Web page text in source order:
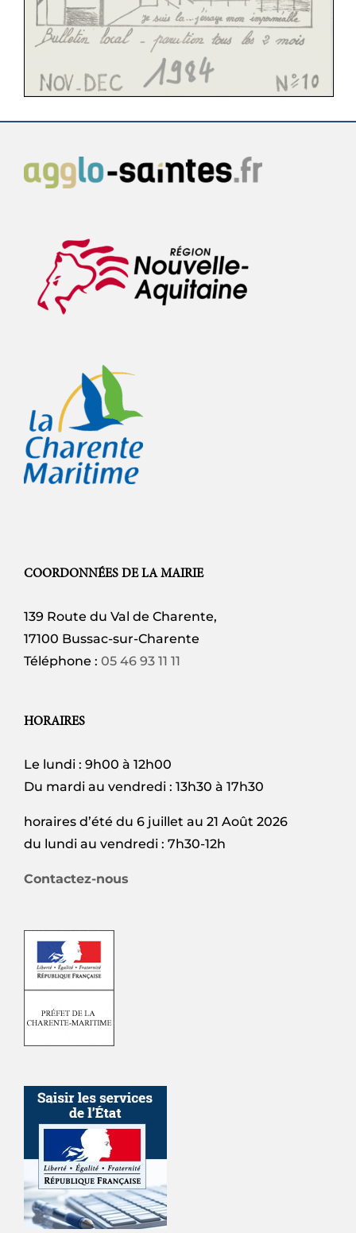
COORDONNÉES DE LA MAIRIE
139 Route du Val de Charente,
17100 Bussac-sur-Charente
Téléphone : 05 46 93 11 11
HORAIRES
Le lundi : 9h00 à 12h00
Du mardi au vendredi : 13h30 à 17h30
horaires d’été du 6 juillet au 21 Août 2026
du lundi au vendredi : 7h30-12h
Contactez-nous